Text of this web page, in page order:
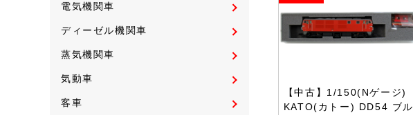
電気機関車
ディーゼル機関車
蒸気機関車
気動車
客車
【中古】1/150(Nゲージ)
KATO(カトー) DD54 ブル